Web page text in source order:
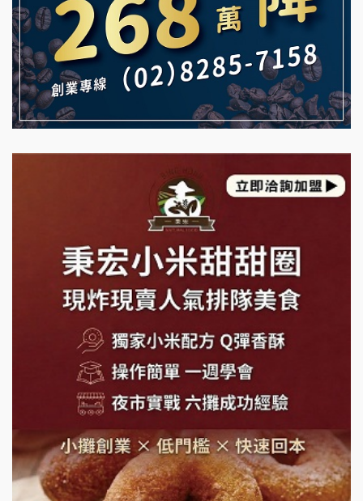
自助洗衣店誠徵代洗收送人員(台中市)
MUSHEN徵SPA美容芳療師
日十。早午食加盟說明會
拾鑶火鍋加盟說明會
雞咕雞咕加盟說明會
TEA TOP加盟說明會
珍好味臭臭鍋加盟說明會
日十。早午食加盟說明會
莫尼早餐Morni加盟說明會
手作功夫茶加盟說明會
SHARE TEA歇腳亭加盟說明會
潮味決-湯滷專門店加盟說明會
鬍子茶加盟說明會
鮮茶道加盟說明會